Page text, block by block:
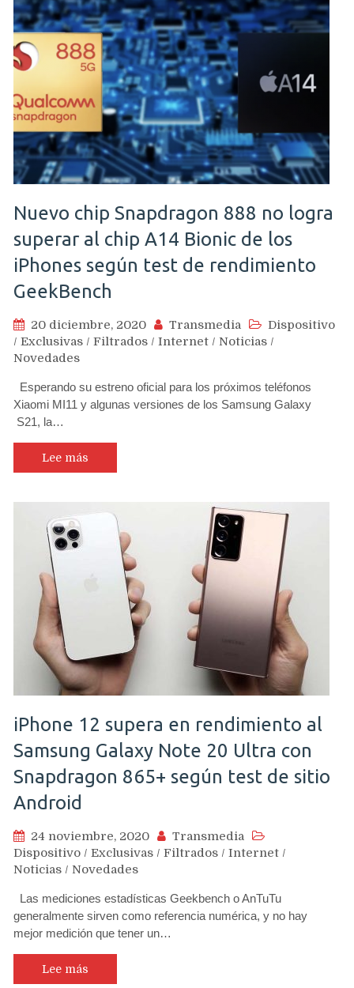
Nuevo chip Snapdragon 888 no logra
superar al chip A14 Bionic de los
iPhones según test de rendimiento
GeekBench
20 diciembre, 2020 Transmedia
Dispositivo
/ Exclusivas / Filtrados / Internet / Noticias /
Novedades
Esperando su estreno oficial para los próximos teléfonos
Xiaomi MI11 y algunas versiones de los Samsung Galaxy
S21, la…
Lee más
iPhone 12 supera en rendimiento al
Samsung Galaxy Note 20 Ultra con
Snapdragon 865+ según test de sitio
Android
24 noviembre, 2020
Transmedia
Dispositivo / Exclusivas / Filtrados / Internet /
Noticias / Novedades
Las mediciones estadísticas Geekbench o AnTuTu
generalmente sirven como referencia numérica, y no hay
mejor medición que tener un…
Lee más